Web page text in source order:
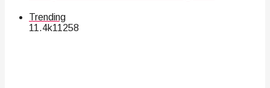
Trending
11.4k11258